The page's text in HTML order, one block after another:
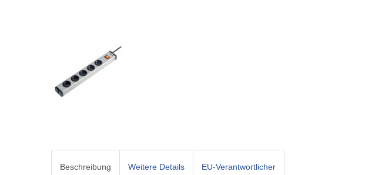
Beschreibung Weitere Details EU-Verantwortlicher